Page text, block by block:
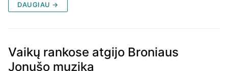
DAUGIAU →
Vaikų rankose atgijo Broniaus
Jonušo muzika